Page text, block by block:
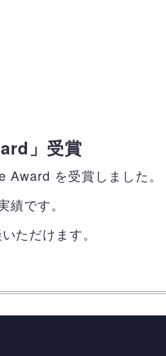
」受賞
を受賞しました。
です。
ただけます。